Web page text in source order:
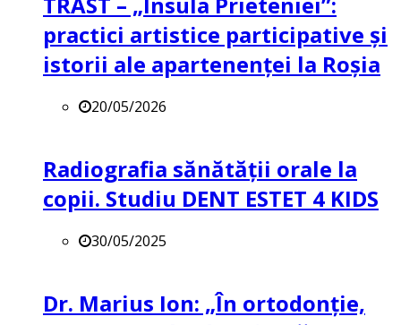
practici artistice participative și
istorii ale apartenenței la Roșia
20/05/2026
Radiografia sănătății orale la
copii. Studiu DENT ESTET 4 KIDS
30/05/2025
Dr. Marius Ion: „În ortodonție,